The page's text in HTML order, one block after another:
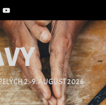
2.-9. AUGUST 2026